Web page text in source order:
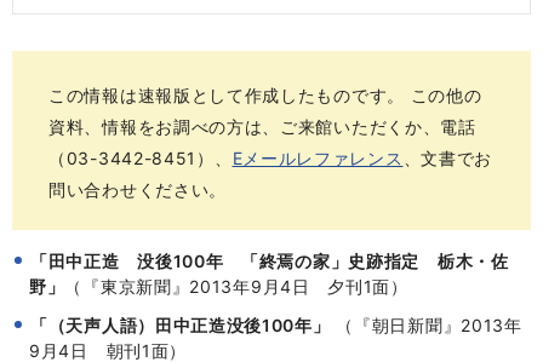
この情報は速報版として作成したものです。 この他の
資料、情報をお調べの方は、ご来館いただくか、電話
（03-3442-8451）、 Eメールレファレンス
、文書でお
問い合わせください。
「田中正造 没後100年 「終焉の家」史跡指定 栃木・佐
野」
（『東京新聞』2013年9月4日 夕刊1面）
「（天声人語）田中正造没後100年」
（『朝日新聞』2013年
9月4日 朝刊1面）